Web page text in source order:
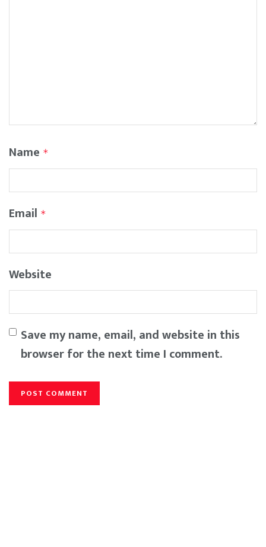
Name *
Email *
Website
Save my name, email, and website in this
browser for the next time I comment.